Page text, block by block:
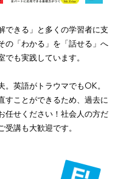
できる」と多くの学習者に支
の「わかる」を「話せる」へ
も実践しています。
。英語がトラウマでもOK。
すことができるため、過去に
任せください！社会人の方だ
受講も大歓迎です。